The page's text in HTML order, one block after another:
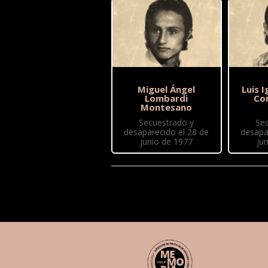
Miguel Ángel
Lombardi
Montesano
Secuestrado y
desaparecido el 28 de
junio de 1977
Luis